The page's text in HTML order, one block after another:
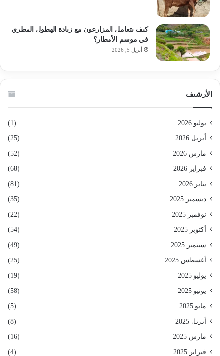
كيف يتعامل المزارعون مع زيادة الهطول المطري
في موسم الأمطار؟
أبريل 5, 2026
الأرشيف
يوليو 2026 (1)
أبريل 2026 (25)
مارس 2026 (52)
فبراير 2026 (68)
يناير 2026 (81)
ديسمبر 2025 (35)
نوفمبر 2025 (22)
أكتوبر 2025 (54)
سبتمبر 2025 (49)
أغسطس 2025 (25)
يوليو 2025 (19)
يونيو 2025 (58)
مايو 2025 (5)
أبريل 2025 (8)
مارس 2025 (16)
فبراير 2025 (4)